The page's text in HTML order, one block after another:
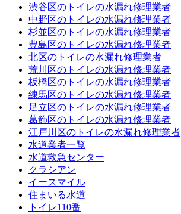
渋谷区のトイレの水漏れ修理業者
中野区のトイレの水漏れ修理業者
杉並区のトイレの水漏れ修理業者
豊島区のトイレの水漏れ修理業者
北区のトイレの水漏れ修理業者
荒川区のトイレの水漏れ修理業者
板橋区のトイレの水漏れ修理業者
練馬区のトイレの水漏れ修理業者
足立区のトイレの水漏れ修理業者
葛飾区のトイレの水漏れ修理業者
江戸川区のトイレの水漏れ修理業者
水道業者一覧
水道救急センター
クラシアン
イースマイル
住まいる水道
トイレ110番